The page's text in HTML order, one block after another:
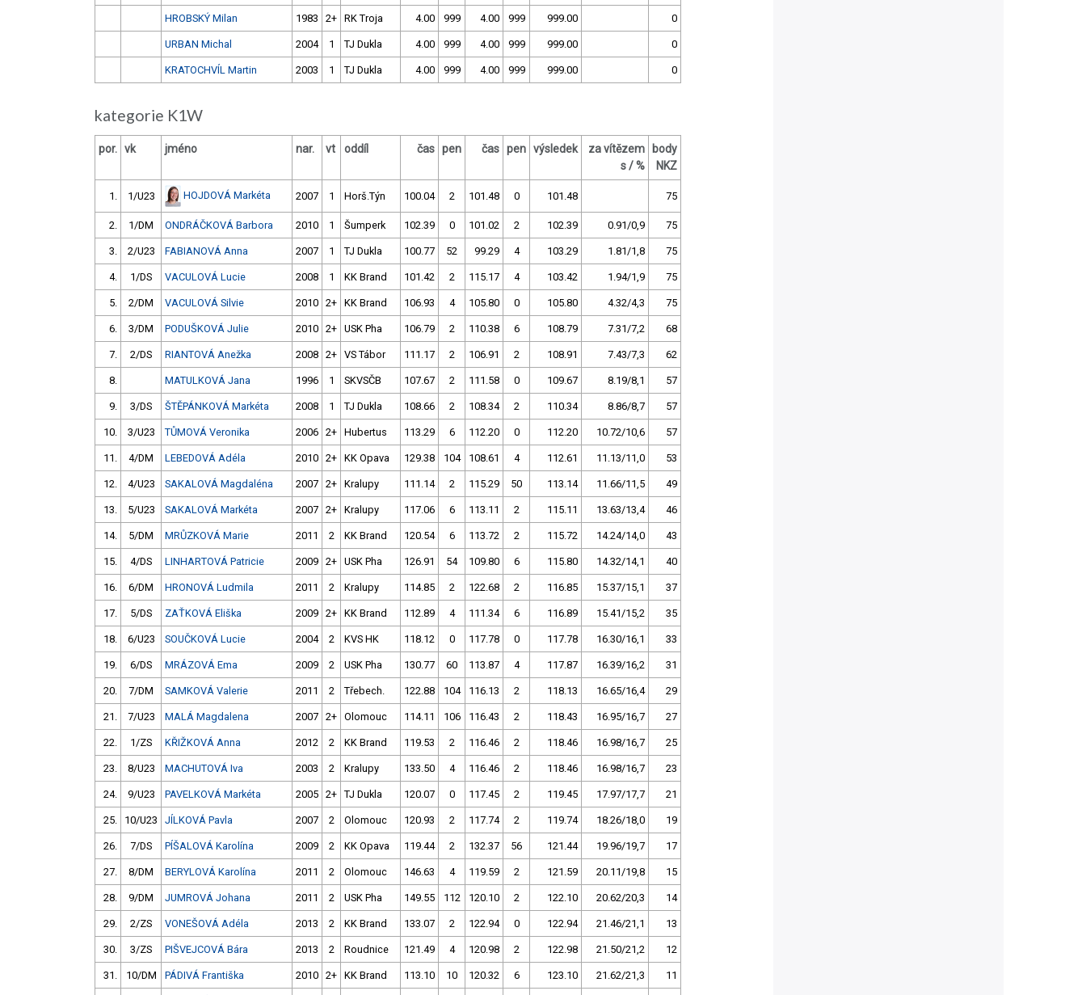
HROBSKÝ Milan 1983 2+ RK Troja 4.00 999 4.00 999 999.00 0
URBAN Michal 2004 1 TJ Dukla 4.00 999 4.00 999 999.00 0
KRATOCHVÍL Martin 2003 1 TJ Dukla 4.00 999 4.00 999 999.00 0
kategorie K1W
por. vk jméno nar. vt oddíl čas pen čas pen výsledek
za vítězem
s / %
body
NKZ
1. 1/U23 HOJDOVÁ Markéta 2007 1 Horš.Týn 100.04 2 101.48 0 101.48 75
2. 1/DM ONDRÁČKOVÁ Barbora 2010 1 Šumperk 102.39 0 101.02 2 102.39 0.91/0,9 75
3. 2/U23 FABIANOVÁ Anna 2007 1 TJ Dukla 100.77 52 99.29 4 103.29 1.81/1,8 75
4. 1/DS VACULOVÁ Lucie 2008 1 KK Brand 101.42 2 115.17 4 103.42 1.94/1,9 75
5. 2/DM VACULOVÁ Silvie 2010 2+ KK Brand 106.93 4 105.80 0 105.80 4.32/4,3 75
6. 3/DM PODUŠKOVÁ Julie 2010 2+ USK Pha 106.79 2 110.38 6 108.79 7.31/7,2 68
7. 2/DS RIANTOVÁ Anežka 2008 2+ VS Tábor 111.17 2 106.91 2 108.91 7.43/7,3 62
8. MATULKOVÁ Jana 1996 1 SKVSČB 107.67 2 111.58 0 109.67 8.19/8,1 57
9. 3/DS ŠTĚPÁNKOVÁ Markéta 2008 1 TJ Dukla 108.66 2 108.34 2 110.34 8.86/8,7 57
10. 3/U23 TŮMOVÁ Veronika 2006 2+ Hubertus 113.29 6 112.20 0 112.20 10.72/10,6 57
11. 4/DM LEBEDOVÁ Adéla 2010 2+ KK Opava 129.38 104 108.61 4 112.61 11.13/11,0 53
12. 4/U23 SAKALOVÁ Magdaléna 2007 2+ Kralupy 111.14 2 115.29 50 113.14 11.66/11,5 49
13. 5/U23 SAKALOVÁ Markéta 2007 2+ Kralupy 117.06 6 113.11 2 115.11 13.63/13,4 46
14. 5/DM MRŮZKOVÁ Marie 2011 2 KK Brand 120.54 6 113.72 2 115.72 14.24/14,0 43
15. 4/DS LINHARTOVÁ Patricie 2009 2+ USK Pha 126.91 54 109.80 6 115.80 14.32/14,1 40
16. 6/DM HRONOVÁ Ludmila 2011 2 Kralupy 114.85 2 122.68 2 116.85 15.37/15,1 37
17. 5/DS ZAŤKOVÁ Eliška 2009 2+ KK Brand 112.89 4 111.34 6 116.89 15.41/15,2 35
18. 6/U23 SOUČKOVÁ Lucie 2004 2 KVS HK 118.12 0 117.78 0 117.78 16.30/16,1 33
19. 6/DS MRÁZOVÁ Ema 2009 2 USK Pha 130.77 60 113.87 4 117.87 16.39/16,2 31
20. 7/DM SAMKOVÁ Valerie 2011 2 Třebech. 122.88 104 116.13 2 118.13 16.65/16,4 29
21. 7/U23 MALÁ Magdalena 2007 2+ Olomouc 114.11 106 116.43 2 118.43 16.95/16,7 27
22. 1/ZS KŘIŽKOVÁ Anna 2012 2 KK Brand 119.53 2 116.46 2 118.46 16.98/16,7 25
23. 8/U23 MACHUTOVÁ Iva 2003 2 Kralupy 133.50 4 116.46 2 118.46 16.98/16,7 23
24. 9/U23 PAVELKOVÁ Markéta 2005 2+ TJ Dukla 120.07 0 117.45 2 119.45 17.97/17,7 21
25. 10/U23 JÍLKOVÁ Pavla 2007 2 Olomouc 120.93 2 117.74 2 119.74 18.26/18,0 19
26. 7/DS PÍŠALOVÁ Karolína 2009 2 KK Opava 119.44 2 132.37 56 121.44 19.96/19,7 17
27. 8/DM BERYLOVÁ Karolína 2011 2 Olomouc 146.63 4 119.59 2 121.59 20.11/19,8 15
28. 9/DM JUMROVÁ Johana 2011 2 USK Pha 149.55 112 120.10 2 122.10 20.62/20,3 14
29. 2/ZS VONEŠOVÁ Adéla 2013 2 KK Brand 133.07 2 122.94 0 122.94 21.46/21,1 13
30. 3/ZS PIŠVEJCOVÁ Bára 2013 2 Roudnice 121.49 4 120.98 2 122.98 21.50/21,2 12
31. 10/DM PÁDIVÁ Františka 2010 2+ KK Brand 113.10 10 120.32 6 123.10 21.62/21,3 11